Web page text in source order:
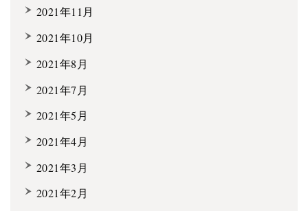
2021年11月
2021年10月
2021年8月
2021年7月
2021年5月
2021年4月
2021年3月
2021年2月